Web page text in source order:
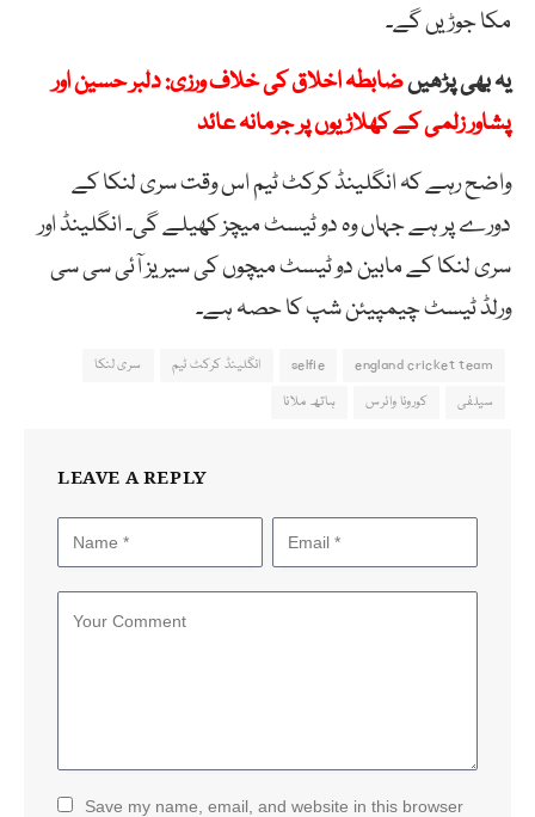
مکا جوڑیں گے۔
یہ بھی پڑھیںضابطہ اخلاق کی خلاف ورزی: دلبر حسین اور
پشاور زلمی کے کھلاڑیوں پر جرمانہ عائد
واضح رہے کہ انگلینڈ کرکٹ ٹیم اس وقت سری لنکا کے
دورے پر ہے جہاں وہ دو ٹیسٹ میچز کھیلے گی۔ انگلینڈ اور
سری لنکا کے مابین دو ٹیسٹ میچوں کی سیریز آئی سی سی
ورلڈ ٹیسٹ چیمپیئن شپ کا حصہ ہے۔
england cricket team
selfie انگلینڈ کرکٹ ٹیم
سری لنکا
سیلفی
کورونا وائرس ہاتھ ملانا
LEAVE A REPLY
Save my name, email, and website in this browser